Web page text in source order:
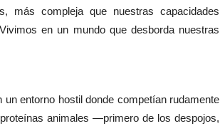
más compleja que nuestras capacidades
en un mundo que desborda nuestras
entorno hostil donde competían rudamente
animales —primero de los despojos,